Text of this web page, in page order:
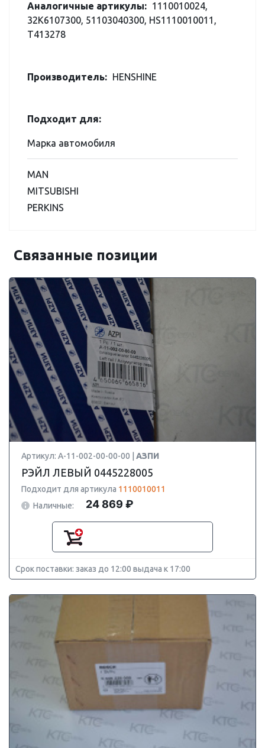
Аналогичные артикулы: 1110010024,
32K6107300, 51103040300, HS1110010011,
T413278
Производитель: HENSHINE
Подходит для:
Марка автомобиля
MAN
MITSUBISHI
PERKINS
Связанные позиции
Артикул: А-11-002-00-00-00 | АЗПИ
РЭЙЛ ЛЕВЫЙ 0445228005
Подходит для артикула 1110010011
Наличные:
24 869 ₽
Срок поставки: заказ до 12:00 выдача к 17:00